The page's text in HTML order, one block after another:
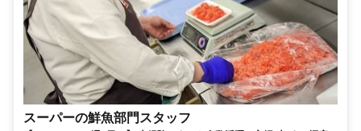
スーパーの鮮魚部門スタッフ